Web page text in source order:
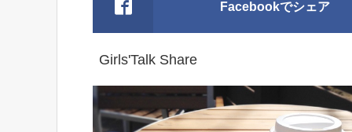
Facebookでシェア
Girls'Talk Share